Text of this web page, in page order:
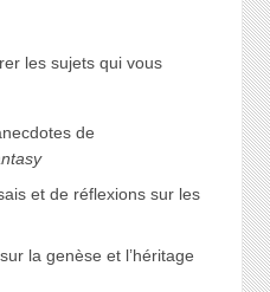
les sujets qui vous
de
et de réflexions sur les
la genèse et l’héritage